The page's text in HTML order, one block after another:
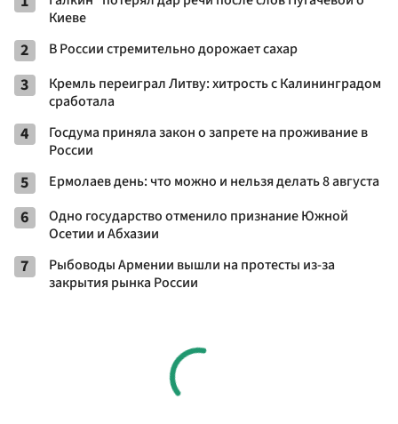
Киеве
2 В России стремительно дорожает сахар
3
Кремль переиграл Литву: хитрость с Калининградом
сработала
4
Госдума приняла закон о запрете на проживание в
России
5 Ермолаев день: что можно и нельзя делать 8 августа
6
Одно государство отменило признание Южной
Осетии и Абхазии
7
Рыбоводы Армении вышли на протесты из-за
закрытия рынка России